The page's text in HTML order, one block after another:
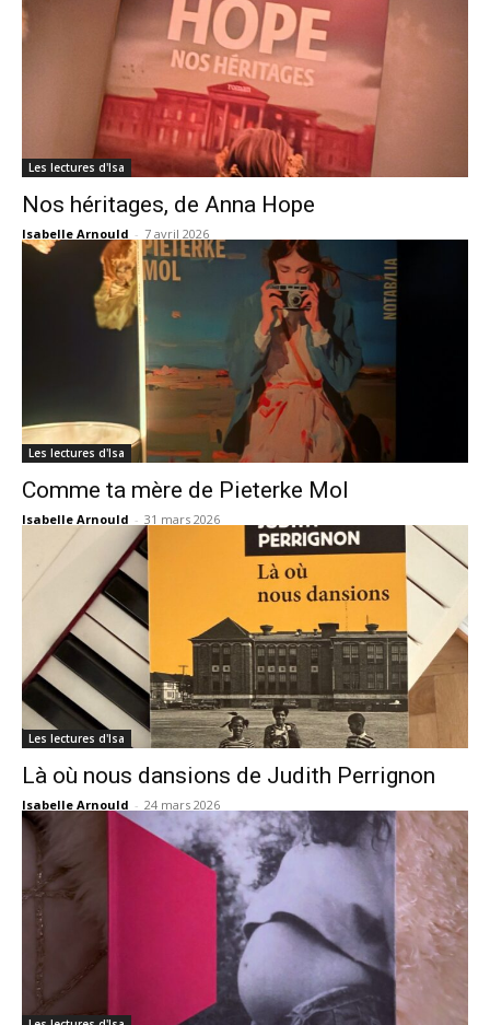
Les lectures d'Isa
Nos héritages, de Anna Hope
Isabelle Arnould - 7 avril 2026
Les lectures d'Isa
Comme ta mère de Pieterke Mol
Isabelle Arnould - 31 mars 2026
Les lectures d'Isa
Là où nous dansions de Judith Perrignon
Isabelle Arnould - 24 mars 2026